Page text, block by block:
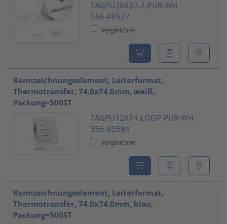
TAGPU20X30-2-PUR-WH
556-80527
Vergleichen
Kennzeichnungselement, Leiterformat,
Thermotransfer, 74.0x74.0mm, weiß,
Packung=500ST
TAGPU12X74-LOOP-PUR-WH
556-80584
Vergleichen
Kennzeichnungselement, Leiterformat,
Thermotransfer, 74.0x74.0mm, blau,
Packung=500ST